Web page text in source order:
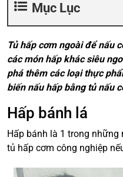
Mục Lục
Tủ hấp cơm ngoài để nấu
các món hấp khác siêu
phá thêm các loại thực
biến nấu hấp bằng tủ nấu
Hấp bánh lá
Hấp bánh là 1 trong
tủ hấp cơm công nghiệp